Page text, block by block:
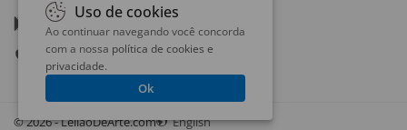
Google play
App store
© 2026 - LeilaoDeArte.com English
Uso de cookies
Ao continuar navegando você concorda
com a nossa política de cookies e
privacidade.
Ok